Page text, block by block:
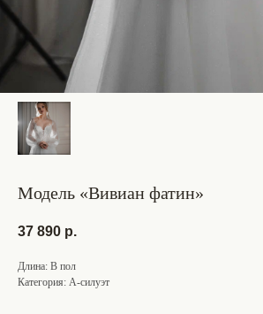
Модель «Вивиан фатин»
37 890 р.
Длина: В пол
Категория: А-силуэт